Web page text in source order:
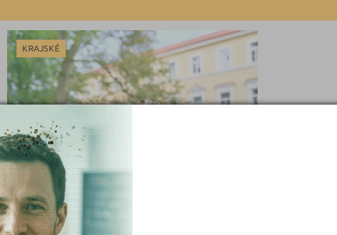
Blansko (3)
Brno-město (8)
Brno-venkov (2)
Bruntál (4)
Břeclav (4)
Česká Lípa (2)
České Budějovice (6)
Český Krumlov (3)
Děčín (5)
Domažlice (2)
Frýdek-Místek (6)
KRAJSKÉ